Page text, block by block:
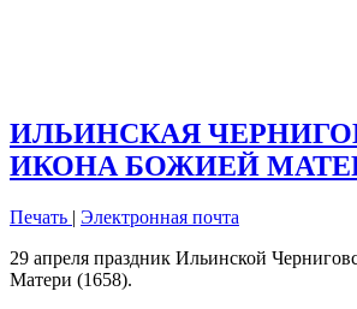
ИЛЬИНСКАЯ
ИКОНА БОЖИЕЙ
Печать | Электронная почта
29 апреля праздник Ильинской
Матери (1658).